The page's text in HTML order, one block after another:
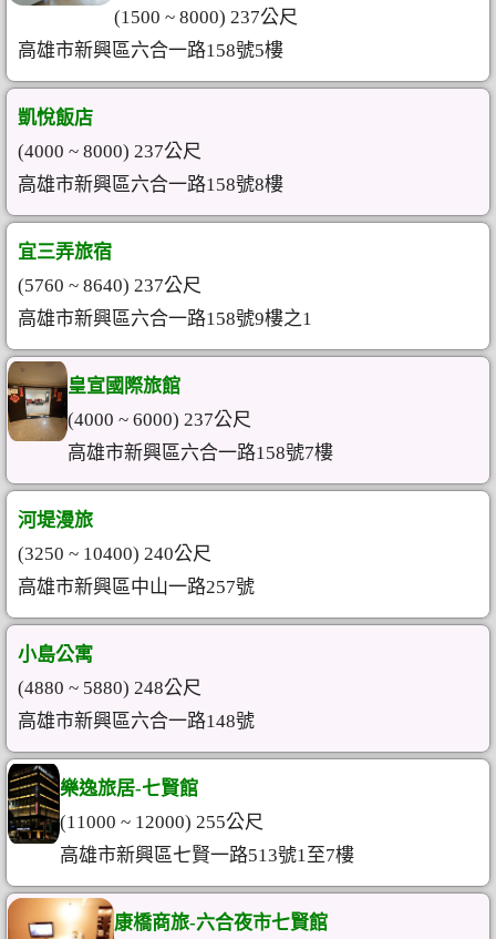
(1500 ~ 8000) 237公尺
高雄市新興區六合一路158號5樓
凱悅飯店
(4000 ~ 8000) 237公尺
高雄市新興區六合一路158號8樓
宜三弄旅宿
(5760 ~ 8640) 237公尺
高雄市新興區六合一路158號9樓之1
皇宣國際旅館
(4000 ~ 6000) 237公尺
高雄市新興區六合一路158號7樓
河堤漫旅
(3250 ~ 10400) 240公尺
高雄市新興區中山一路257號
小島公寓
(4880 ~ 5880) 248公尺
高雄市新興區六合一路148號
樂逸旅居-七賢館
(11000 ~ 12000) 255公尺
高雄市新興區七賢一路513號1至7樓
康橋商旅-六合夜市七賢館